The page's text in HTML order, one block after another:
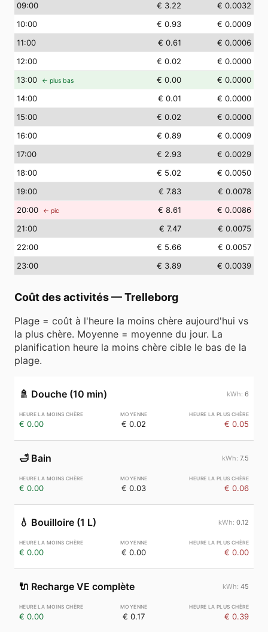
09:00 € 3.22
€ 0.0032
10:00 € 0.93
€ 0.0009
11:00 € 0.61
€ 0.0006
12:00 € 0.02
€ 0.0000
13:00 ← plus bas € 0.00
€ 0.0000
14:00 € 0.01
€ 0.0000
15:00 € 0.02
€ 0.0000
16:00 € 0.89
€ 0.0009
17:00 € 2.93
€ 0.0029
18:00 € 5.02
€ 0.0050
19:00 € 7.83
€ 0.0078
20:00 ← pic € 8.61
€ 0.0086
21:00 € 7.47
€ 0.0075
22:00 € 5.66
€ 0.0057
23:00 € 3.89 € 0.0039
Coût des activités—Trelleborg
Plage = coût à l'heure la moins chère aujourd'hui vs
la plus chère. Moyenne = moyenne du jour. La
planification heure la moins chère cible le bas de la
plage.
🚿 Douche (10 min) 6
€ 0.00 € 0.02 € 0.05
🛁 Bain 7.5
€ 0.00 € 0.03 € 0.06
💧 Bouilloire (1 L) 0.12
€ 0.00 € 0.00 € 0.00
🔌 Recharge VE complète 45
€ 0.00 € 0.17 € 0.39